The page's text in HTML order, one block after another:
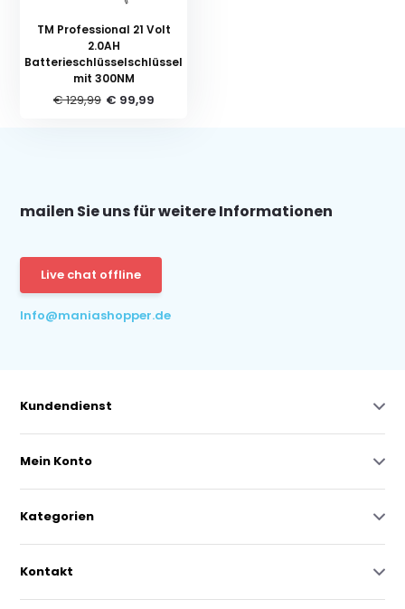
TM Professional 21 Volt
2.0AH
Batterieschlüsselschlüssel
mit 300NM
€ 129,99 € 99,99
mailen Sie uns für weitere Informationen
Live chat offline
Info@maniashopper.de
Kundendienst
Mein Konto
Kategorien
Kontakt